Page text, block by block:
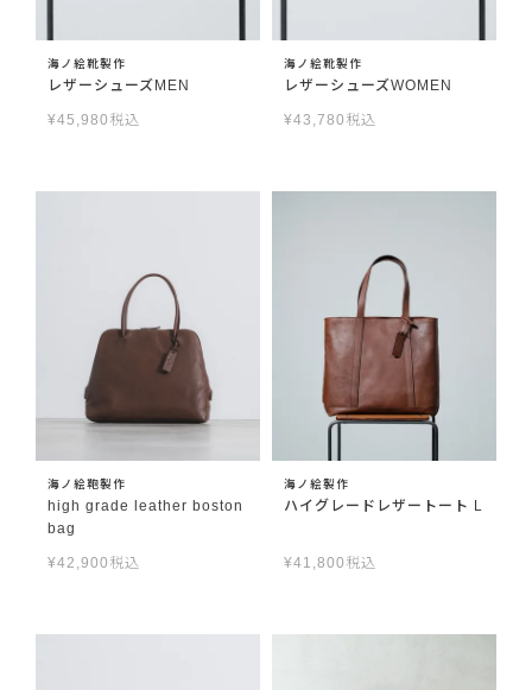
海ノ絵靴製作
レザーシューズMEN
¥45,980 税込
海ノ絵靴製作
レザーシューズWOMEN
¥43,780 税込
海ノ絵鞄製作
high grade leather boston
bag
¥42,900 税込
海ノ絵製作
ハイグレードレザートート L
¥41,800 税込